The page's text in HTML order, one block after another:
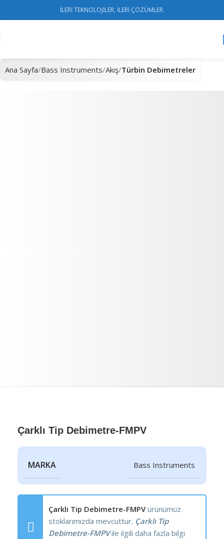
İLERİ TEKNOLOJİLER, İLERİ ÇÖZÜMLER.
Ana Sayfa Bass Instruments Akış Türbin Debimetreler
Çarklı Tip Debimetre-FMPV
MARKA Bass Instruments
Çarklı Tip Debimetre-FMPVürünümüz
stoklarımızda mevcuttur. Çarklı Tip
Debimetre-FMPVile ilgili daha fazla bilgi